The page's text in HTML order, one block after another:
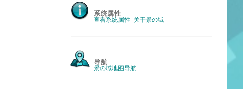
系统属性
查看系统属性 关于景の域
导航
景の域地图导航